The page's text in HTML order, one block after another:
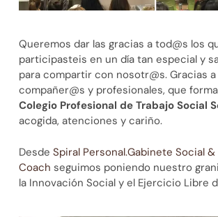
Queremos dar las gracias a tod@s los
participasteis en un día tan especial y
para compartir con nosotr@s. Gracias
compañer@s y profesionales, que
Colegio Profesional de Trabajo Social
acogida, atenciones y cariño.
Desde Spiral Personal.Gabinete Social &
Coach seguimos poniendo nuestro
la Innovación Social y el Ejercicio Libre